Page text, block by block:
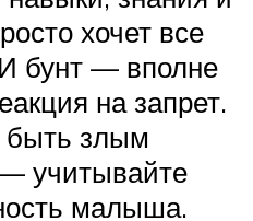
хочет все
бунт — вполне
на запрет.
быть злым
учитывайте
малыша.